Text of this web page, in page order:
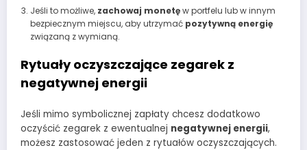
Jeśli to możliwe, zachowaj monetęw portfelu lub w innym
bezpiecznym miejscu, aby utrzymać pozytywną energię
związaną z wymianą.
Rytuały oczyszczające zegarek z
negatywnej energii
Jeśli mimo symbolicznej zapłaty chcesz dodatkowo
oczyścić zegarek z ewentualnej negatywnej energii,
możesz zastosować jeden z rytuałów oczyszczających.